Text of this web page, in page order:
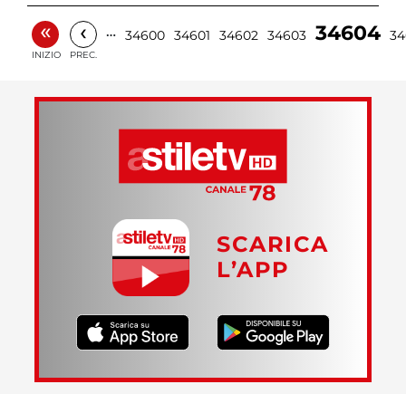
«
INIZIO
‹
PREC.
… 34600 34601 34602 34603 34604
SCARICA
L’APP